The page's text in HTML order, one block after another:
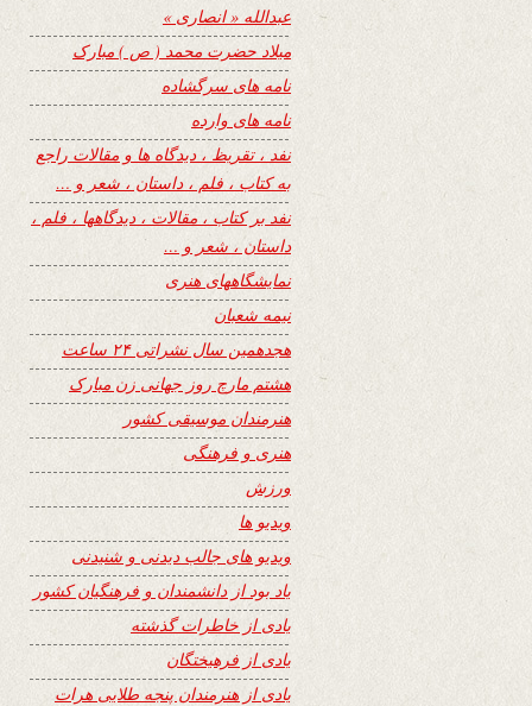
عبدالله « انصاری »
میلاد حضرت محمد ( ص ) مبارک
نامه های سرگشاده
نامه های وارده
نفد ، تقریظ ، دیدگاه ها و مقالات راجع
به کتاب ، فلم ، داستان ، شعر و …
نفد بر کتاب ، مقالات ، دیدگاهها ، فلم ،
داستان ، شعر و …
نمایشگاههای هنری
نیمه شعبان
هجدهمین سال نشراتی ۲۴ ساعت
هشتم مارچ روز جهانی زن مبارک
هنرمندان موسیقی کشور
هنری و فرهنگی
ورزش
ویدیو ها
ویدیو های جالب دیدنی و شنیدنی
یاد بود از دانشمندان و فرهنگیان کشور
یادی از خاطرات گذشته
یادی از فرهیختگان
یادی از هنرمندان پنجه طلایی هرات